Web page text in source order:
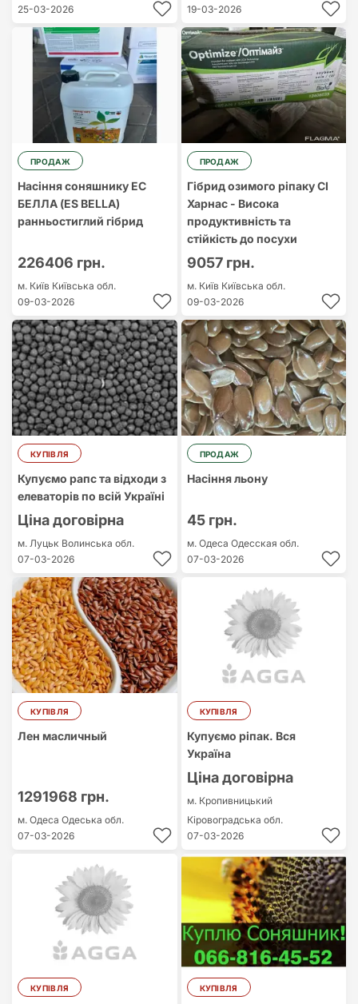
25-03-2026
19-03-2026
ПРОДАЖ
Насіння соняшнику ЕС
БЕЛЛА (ES BELLA)
ранньостиглий гібрид
226406 грн.
м. Київ Київська обл.
09-03-2026
ПРОДАЖ
Гібрид озимого ріпаку СІ
Харнас - Висока
продуктивність та
стійкість до посухи
9057 грн.
м. Київ Київська обл.
09-03-2026
КУПІВЛЯ
Купуємо рапс та відходи з
елеваторів по всій Україні
Ціна договірна
м. Луцьк Волинська обл.
07-03-2026
ПРОДАЖ
Насіння льону
45 грн.
м. Одеса Одесская обл.
07-03-2026
КУПІВЛЯ
Лен масличный
1291968 грн.
м. Одеса Одеська обл.
07-03-2026
КУПІВЛЯ
Купуємо ріпак. Вся
Україна
Ціна договірна
м. Кропивницький
Кіровоградська обл.
07-03-2026
КУПІВЛЯ КУПІВЛЯ